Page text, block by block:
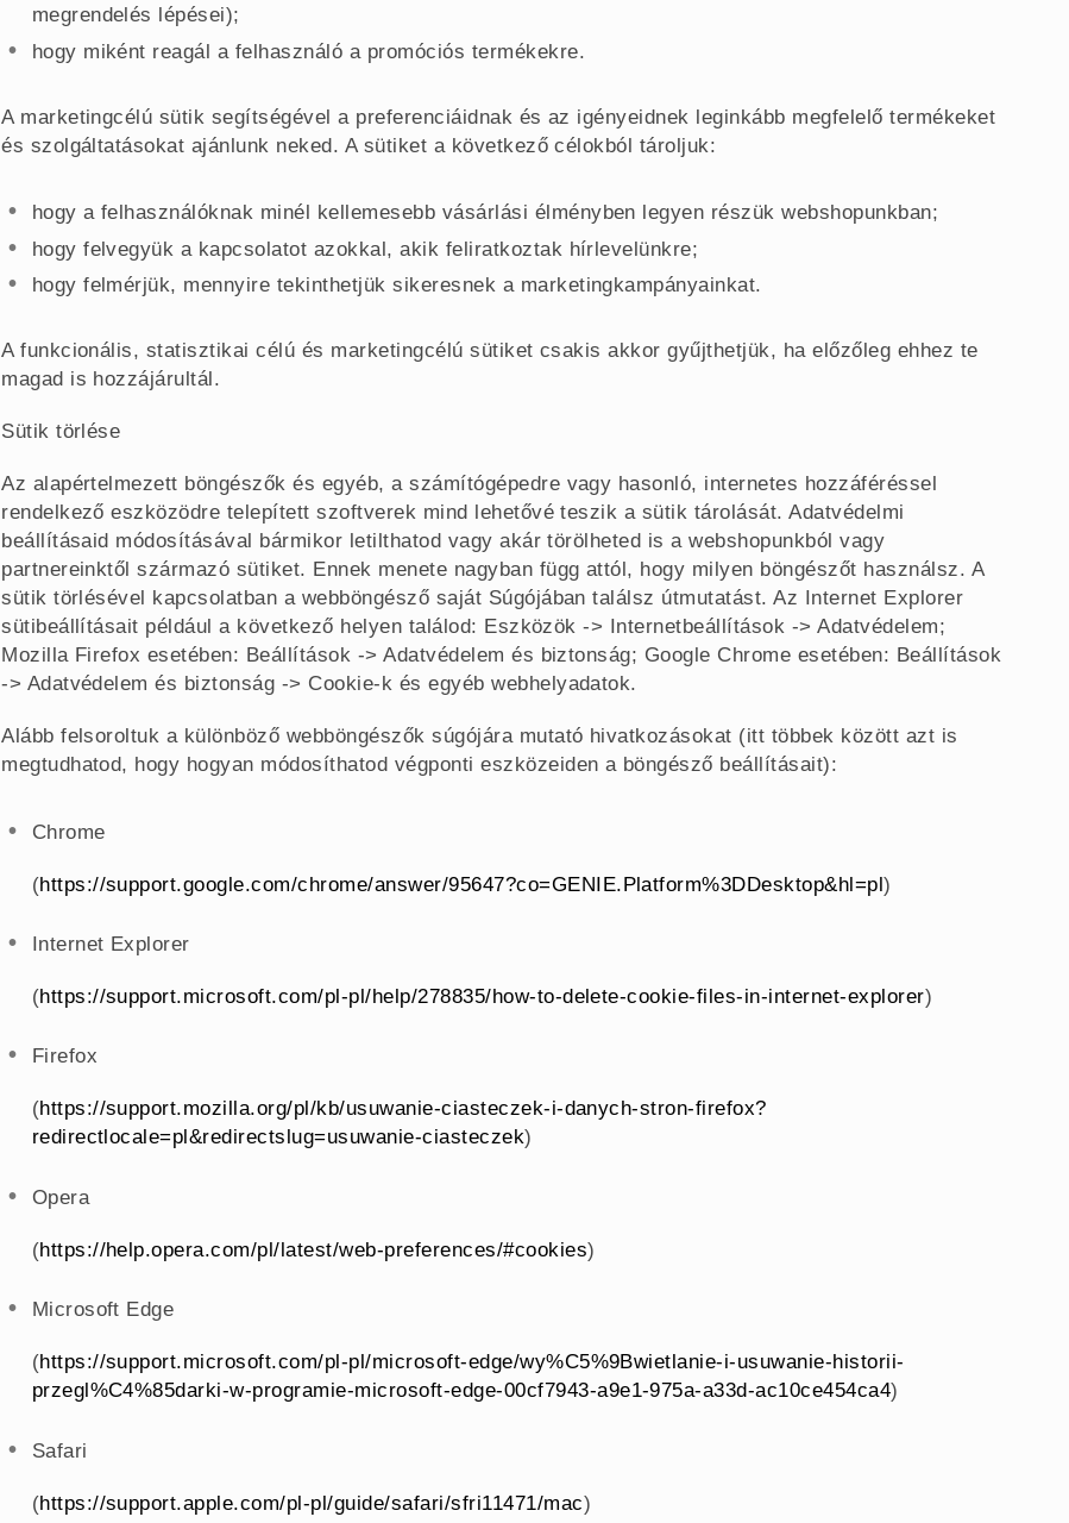
megrendelés lépései);
hogy miként reagál a felhasználó a promóciós termékekre.
A marketingcélú sütik segítségével a preferenciáidnak és az igényeidnek leginkább megfelelő termékeket
és szolgáltatásokat ajánlunk neked. A sütiket a következő célokból tároljuk:
hogy a felhasználóknak minél kellemesebb vásárlási élményben legyen részük webshopunkban;
hogy felvegyük a kapcsolatot azokkal, akik feliratkoztak hírlevelünkre;
hogy felmérjük, mennyire tekinthetjük sikeresnek a marketingkampányainkat.
A funkcionális, statisztikai célú és marketingcélú sütiket csakis akkor gyűjthetjük, ha előzőleg ehhez te
magad is hozzájárultál.
Sütik törlése
Az alapértelmezett böngészők és egyéb, a számítógépedre vagy hasonló, internetes hozzáféréssel
rendelkező eszközödre telepített szoftverek mind lehetővé teszik a sütik tárolását. Adatvédelmi
beállításaid módosításával bármikor letilthatod vagy akár törölheted is a webshopunkból vagy
partnereinktől származó sütiket. Ennek menete nagyban függ attól, hogy milyen böngészőt használsz. A
sütik törlésével kapcsolatban a webböngésző saját Súgójában találsz útmutatást. Az Internet Explorer
sütibeállításait például a következő helyen találod: Eszközök -> Internetbeállítások -> Adatvédelem;
Mozilla Firefox esetében: Beállítások -> Adatvédelem és biztonság; Google Chrome esetében: Beállítások
-> Adatvédelem és biztonság -> Cookie-k és egyéb webhelyadatok.
Alább felsoroltuk a különböző webböngészők súgójára mutató hivatkozásokat (itt többek között azt is
megtudhatod, hogy hogyan módosíthatod végponti eszközeiden a böngésző beállításait):
Chrome
(https://support.google.com/chrome/answer/95647?co=GENIE.Platform%3DDesktop&hl=pl)
Internet Explorer
(https://support.microsoft.com/pl-pl/help/278835/how-to-delete-cookie-files-in-internet-explorer)
Firefox
(https://support.mozilla.org/pl/kb/usuwanie-ciasteczek-i-danych-stron-firefox?
redirectlocale=pl&redirectslug=usuwanie-ciasteczek)
Opera
(https://help.opera.com/pl/latest/web-preferences/#cookies)
Microsoft Edge
(https://support.microsoft.com/pl-pl/microsoft-edge/wy%C5%9Bwietlanie-i-usuwanie-historii-
przegl%C4%85darki-w-programie-microsoft-edge-00cf7943-a9e1-975a-a33d-ac10ce454ca4)
Safari
(https://support.apple.com/pl-pl/guide/safari/sfri11471/mac)